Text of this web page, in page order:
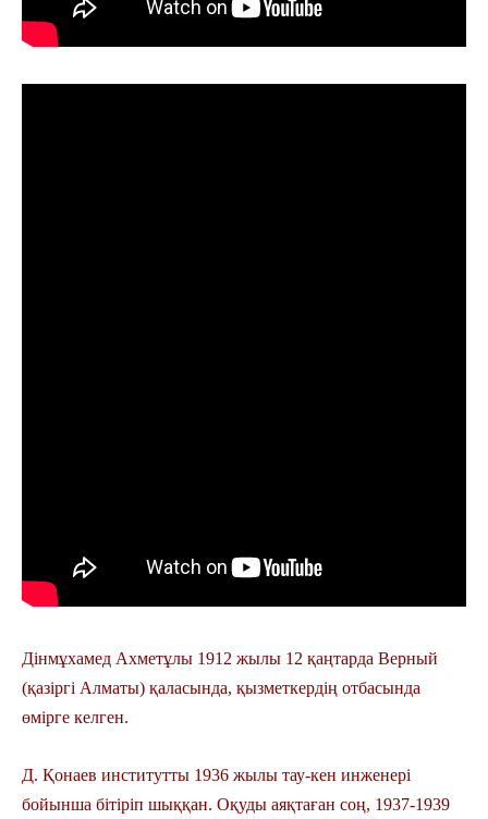
Дінмұхамед Ахметұлы 1912 жылы 12 қаңтарда Верный
(қазіргі Алматы) қаласында, қызметкердің отбасында
өмірге келген.
Д. Қонаев институтты 1936 жылы тау-кен инженері
бойынша бітіріп шыққан. Оқуды аяқтаған соң, 1937-1939